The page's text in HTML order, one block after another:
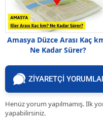
Amasya Düzce Arası Kaç
Ne Kadar Sürer?
ZİYARETÇİ
Henüz yorum yapılmamış. İlk
yapabilirsiniz.